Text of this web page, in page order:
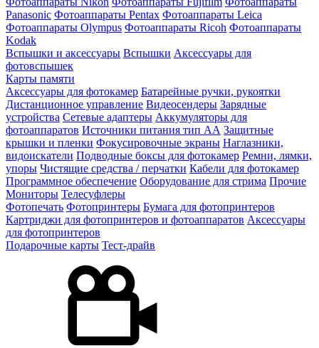
Panasonic Фотоаппараты Pentax Фотоаппараты Leica
Фотоаппараты Olympus Фотоаппараты Ricoh Фотоаппараты
Kodak
Вспышки и аксессуары Вспышки Аксессуары для
фотовспышек
Карты памяти
Аксессуары для фотокамер Батарейные ручки, рукоятки
Дистанционное управление Видеосендеры Зарядные
устройства Сетевые адаптеры Аккумуляторы для
фотоаппаратов Источники питания тип АА Защитные
крышки и пленки Фокусировочные экраны Наглазники,
видоискатели Подводные боксы для фотокамер Ремни, лямки,
упоры Чистящие средства / перчатки Кабели для фотокамер
Программное обеспечение Оборудование для стрима Прочие
Мониторы Телесуфлеры
Фотопечать Фотопринтеры Бумага для фотопринтеров
Картриджи для фотопринтеров и фотоаппаратов Аксессуары
для фотопринтеров
Подарочные карты Тест-драйв